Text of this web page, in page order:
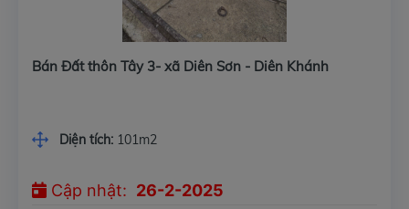
Bán Đất thôn Tây 3- xã Diên Sơn - Diên Khánh
Diện tích: 101m2
Cập nhật: 26-2-2025